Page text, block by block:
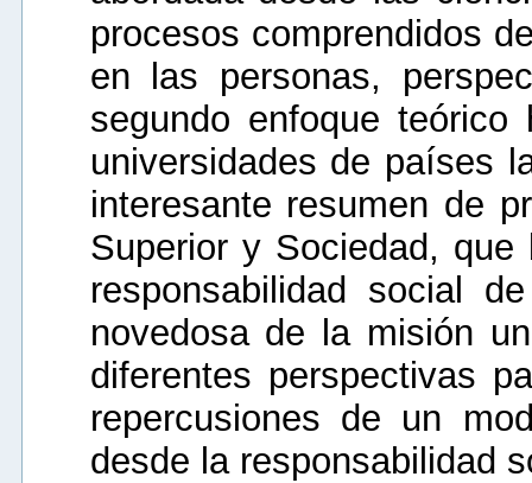
procesos comprendidos
en las personas,
segundo enfoque
universidades de países
interesante resumen de
Superior y Sociedad,
responsabilidad social
novedosa de la misión
diferentes perspectivas
repercusiones de un
desde la responsabilidad